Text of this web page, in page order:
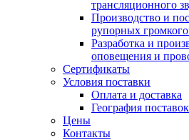
трансляционного
Производство и
рупорных
Разработка и
оповещения и
Сертификаты
Условия поставки
Оплата и доставка
География поставок
Цены
Контакты